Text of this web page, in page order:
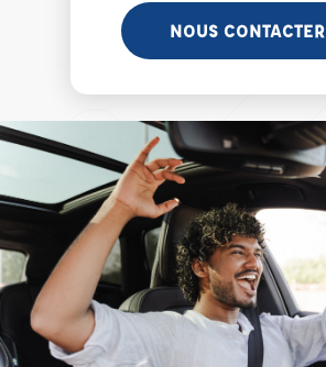
NOUS CONTACTER